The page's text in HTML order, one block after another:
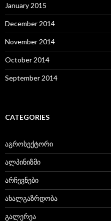
January 2015
December 2014
November 2014
October 2014
September 2014
CATEGORIES
აგროსექტორი
ალპინიზმი
არჩევნები
ახალგაზრდობა
გალერეა